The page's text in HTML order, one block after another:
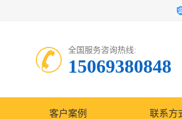
全国服务咨询热线:
15069380848
客户案例 联系方